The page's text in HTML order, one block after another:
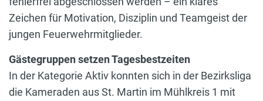
Zeichen für Motivation, Disziplin und Teamgeist der
jungen Feuerwehrmitglieder.
Gästegruppen setzen Tagesbestzeiten
In der Kategorie Aktiv konnten sich in der Bezirksliga
die Kameraden aus St. Martin im Mühlkreis 1 mit